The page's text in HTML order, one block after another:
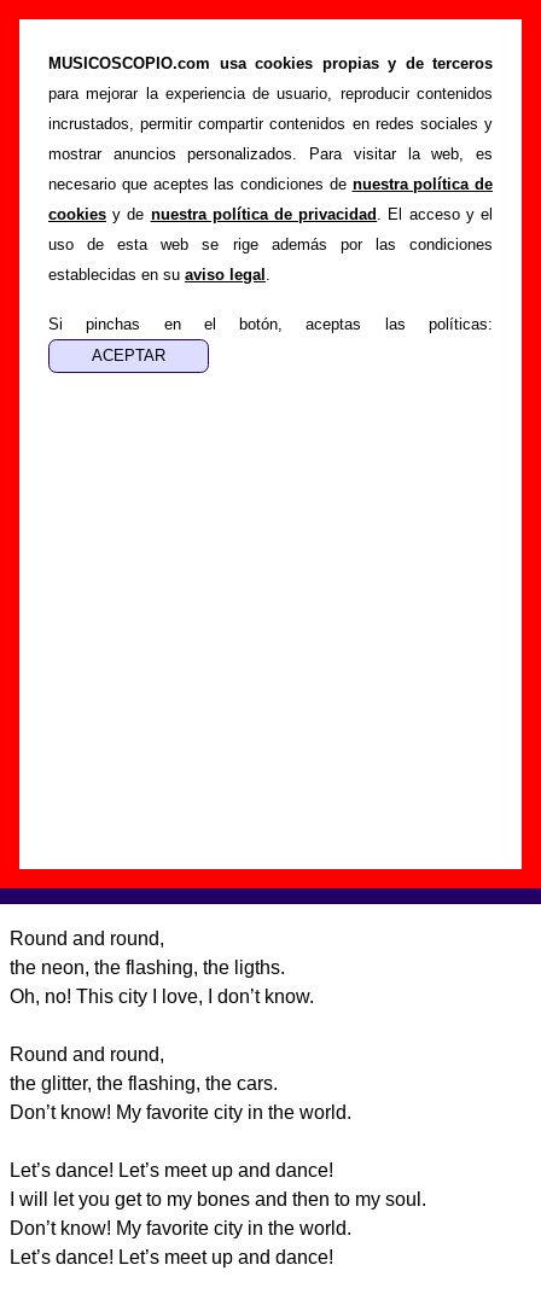
MUSICOSCOPIO.com usa cookies propias y de terceros
para mejorar la experiencia de usuario, reproducir contenidos
incrustados, permitir compartir contenidos en redes sociales y
mostrar anuncios personalizados. Para visitar la web, es
necesario que aceptes las condiciones de nuestra política de
cookies y de nuestra política de privacidad . El acceso y el
uso de esta web se rige además por las condiciones
establecidas en su aviso legal .
Si pinchas en el botón, aceptas las políticas:
“Madrid”, canción de Dover (Letra e
información)
Portada >Dover >Canciones >Madrid
Esta página pretende recopilar todo tipo de información
sobre lacanción "Madrid " interpretada porDover. Además
de su letra, también aparecerá información sobre el autor o
los autores, sobre los discos en los que está incluido este
tema, sobre la grabación del mismo, sobre versiones a cargo
adicional, puedes ayudar acompletar esta información
Round and round,
the neon, the flashing, the ligths.
Oh, no! This city I love, I don’t know.
Round and round,
the glitter, the flashing, the cars.
Don’t know! My favorite city in the world.
Let’s dance! Let’s meet up and dance!
I will let you get to my bones and then to my soul.
Don’t know! My favorite city in the world.
Let’s dance! Let’s meet up and dance!